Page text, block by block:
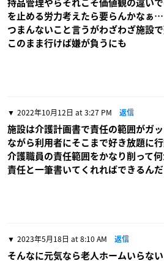
持品管理やらそれこそ価値観の違い
を止める労力考えたら要らんかなぁ
つまんないこと言うがわざわざ施設
このまま行けば嫌が負うにも
2022年10月12日 at 3:27 PM 返信
施設は介護計画書で責任の範囲がガ
ながら利用者にそこまで好き放題に
介護職員の責任範囲をかなり削って
責任と一筆書いてくれればできるん
2023年5月18日 at 8:10 AM 返信
そんなに元気なら老人ホームいらな